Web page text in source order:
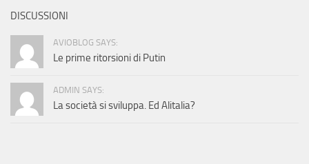
DISCUSSIONI
AVIOBLOG SAYS:
Le prime ritorsioni di Putin
ADMIN SAYS:
La società si sviluppa. Ed Alitalia?